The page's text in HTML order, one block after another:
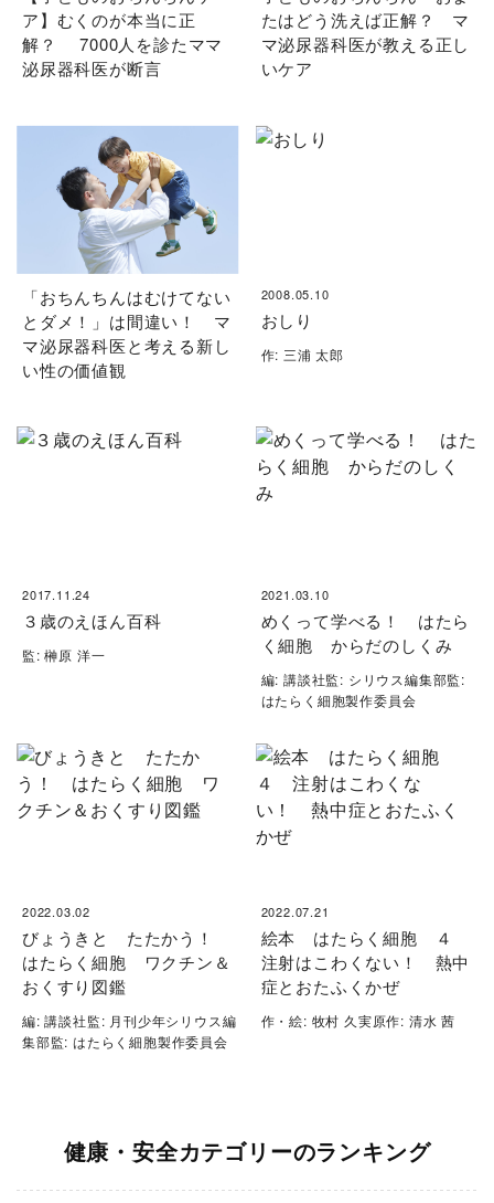
ア】むくのが本当に正
解？ 7000人を診たママ
泌尿器科医が断言
たはどう洗えば正解？ マ
マ泌尿器科医が教える正し
いケア
「おちんちんはむけてない
とダメ！」は間違い！ マ
マ泌尿器科医と考える新し
い性の価値観
2008.05.10
おしり
作: 三浦 太郎
2017.11.24
３歳のえほん百科
監: 榊原 洋一
2021.03.10
めくって学べる！ はたら
く細胞 からだのしくみ
編: 講談社監: シリウス編集部監:
はたらく細胞製作委員会
2022.03.02
びょうきと たたかう！
はたらく細胞 ワクチン＆
おくすり図鑑
編: 講談社監: 月刊少年シリウス編
集部監: はたらく細胞製作委員会
2022.07.21
絵本 はたらく細胞 ４
注射はこわくない！ 熱中
症とおたふくかぜ
作・絵: 牧村 久実原作: 清水 茜
健康・安全カテゴリーのランキング